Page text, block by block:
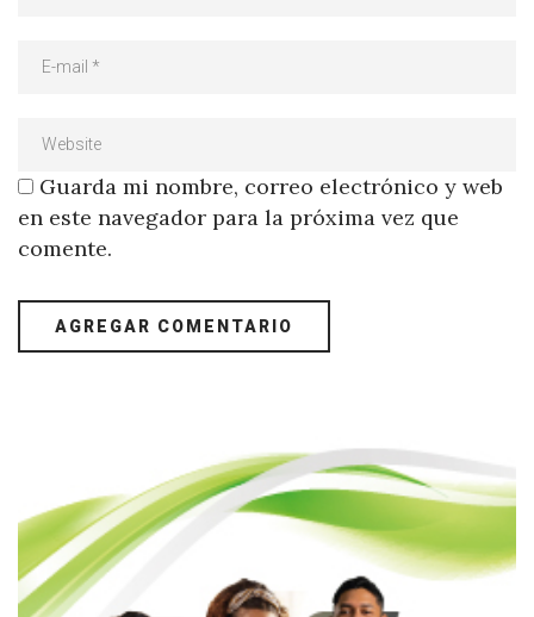
Guarda mi nombre, correo electrónico y web
en este navegador para la próxima vez que
comente.